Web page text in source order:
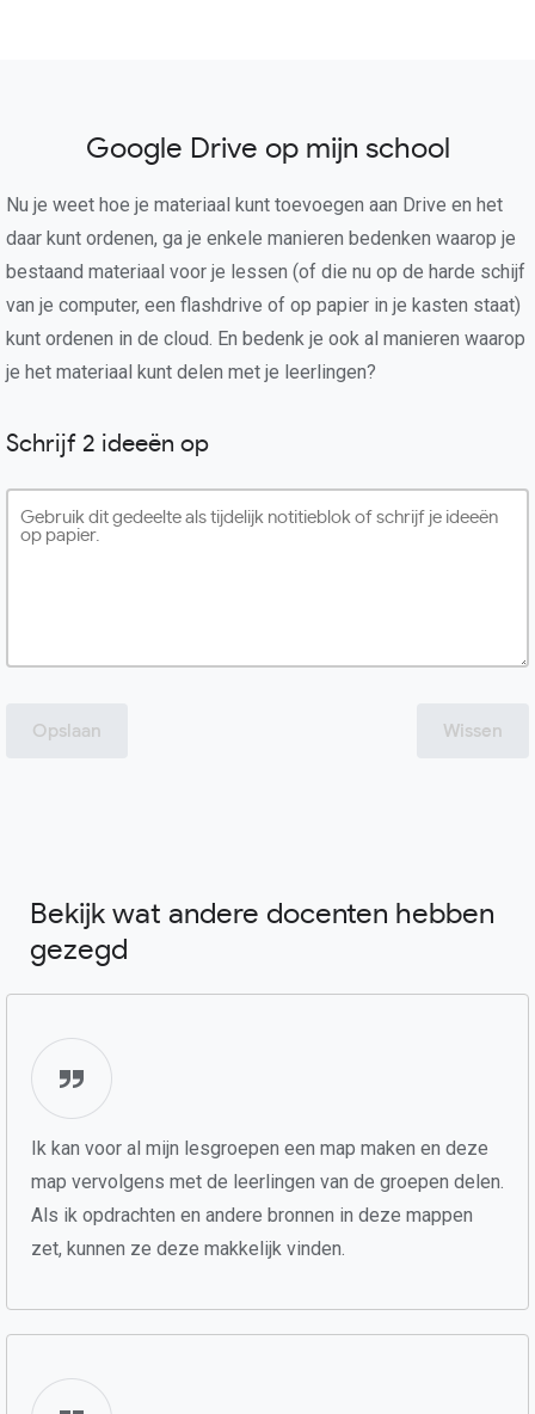
Google Drive op mijn school
Nu je weet hoe je materiaal kunt toevoegen aan Drive en het
daar kunt ordenen, ga je enkele manieren bedenken waarop je
bestaand materiaal voor je lessen (of die nu op de harde schijf
van je computer, een flashdrive of op papier in je kasten staat)
kunt ordenen in de cloud. En bedenk je ook al manieren waarop
je het materiaal kunt delen met je leerlingen?
Schrijf 2 ideeën op
Opslaan Wissen
Bekijk wat andere docenten hebben
gezegd
Ik kan voor al mijn lesgroepen een map maken en deze
map vervolgens met de leerlingen van de groepen delen.
Als ik opdrachten en andere bronnen in deze mappen
zet, kunnen ze deze makkelijk vinden.